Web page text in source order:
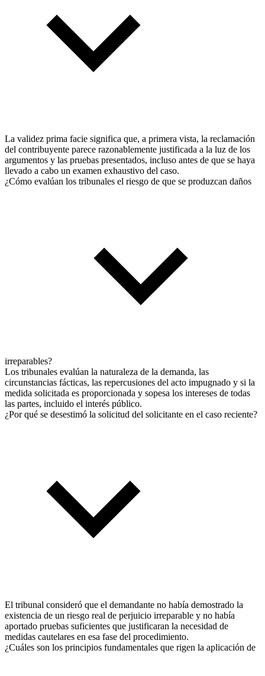
La validez prima facie significa que, a primera vista, la reclamación
del contribuyente parece razonablemente justificada a la luz de los
argumentos y las pruebas presentados, incluso antes de que se haya
llevado a cabo un examen exhaustivo del caso.
¿Cómo evalúan los tribunales el riesgo de que se produzcan daños
irreparables?
Los tribunales evalúan la naturaleza de la demanda, las
circunstancias fácticas, las repercusiones del acto impugnado y si la
medida solicitada es proporcionada y sopesa los intereses de todas
las partes, incluido el interés público.
¿Por qué se desestimó la solicitud del solicitante en el caso reciente?
El tribunal consideró que el demandante no había demostrado la
existencia de un riesgo real de perjuicio irreparable y no había
aportado pruebas suficientes que justificaran la necesidad de
medidas cautelares en esa fase del procedimiento.
¿Cuáles son los principios fundamentales que rigen la aplicación de